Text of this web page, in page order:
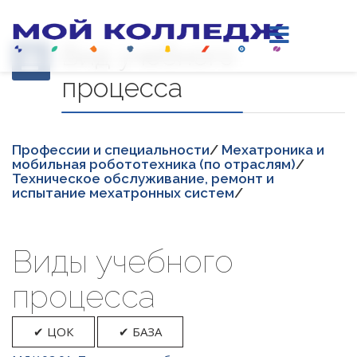
Вид учебного
процесса
Професcии и специальности/ Мехатроника и
мобильная робототехника (по отраслям)/
Техническое обслуживание, ремонт и
испытание мехатронных систем/
Виды учебного
процесса
✔ ЦОК
✔ БАЗА